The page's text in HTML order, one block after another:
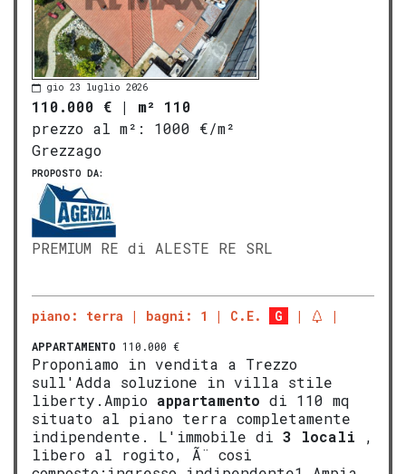
gio 23 luglio 2026
110.000 € | m² 110
prezzo al m²:
1000 €/m²
Grezzago
PROPOSTO DA:
PREMIUM RE di ALESTE RE SRL
piano: terra bagni: 1 C.E. G
APPARTAMENTO 110.000 €
Proponiamo in vendita a Trezzo
sull'Adda soluzione in villa stile
liberty.Ampio appartamento di 110 mq
situato al piano terra completamente
indipendente. L'immobile di 3 locali ,
libero al rogito, Ã¨ cosi